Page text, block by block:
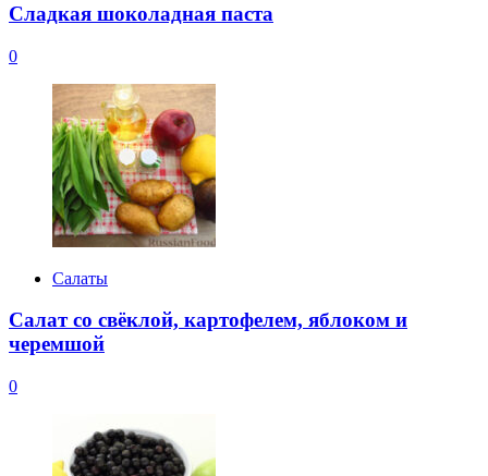
Сладкая шоколадная паста
0
Салаты
Салат со свёклой, картофелем, яблоком и
черемшой
0